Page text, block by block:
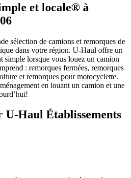
et locale® à
sélection de camions et remorques de
dans votre région. U-Haul offre un
simple lorsque vous louez un camion
: remorques fermées, remorques
et remorques pour motocyclette.
en louant un camion et une
U-Haul Établissements